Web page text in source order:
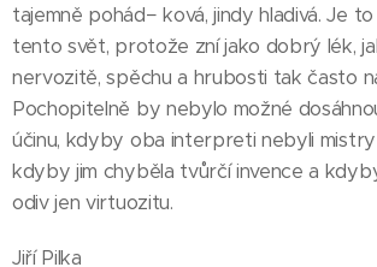
tajemně pohád− ková, jindy hladivá. Je
tento svět, protože zní jako dobrý lék,
nervozitě, spěchu a hrubosti tak často
Pochopitelně by nebylo možné
účinu, kdyby oba interpreti nebyli
kdyby jim chyběla tvůrčí invence a
odiv jen virtuozitu.
Jiří Pilka